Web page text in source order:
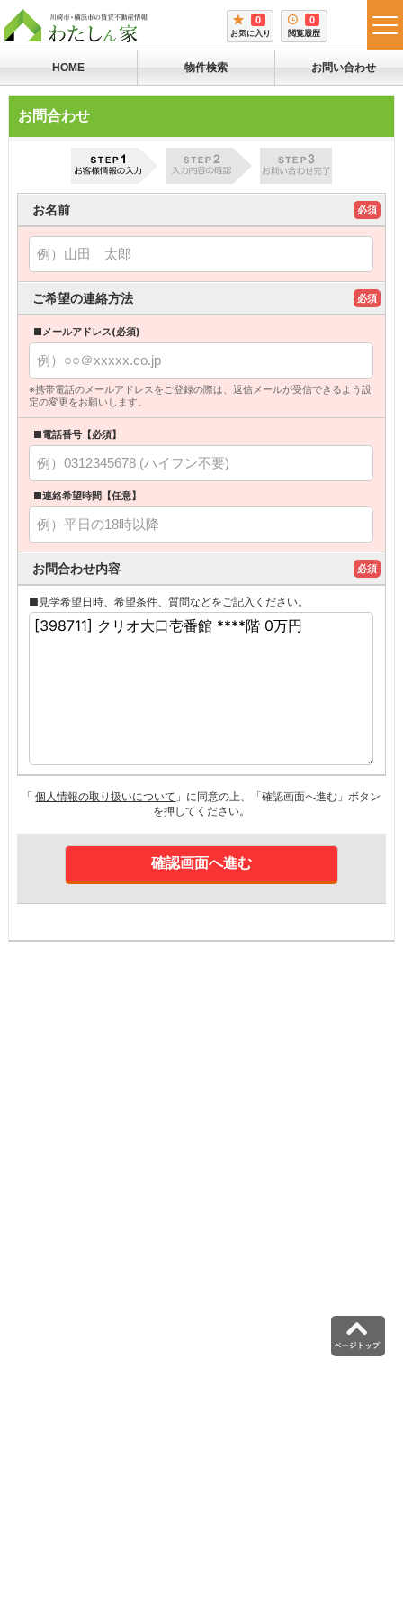
0
お気に入り
0
閲覧履歴
HOME 物件検索 お問い合わせ
お問合わせ
お名前 必須
ご希望の連絡方法 必須
■メールアドレス(必須)
※携帯電話のメールアドレスをご登録の際は、返信メールが受信できるよう設
定の変更をお願いします。
■電話番号【必須】
■連絡希望時間【任意】
お問合わせ内容 必須
■見学希望日時、希望条件、質問などをご記入ください。
「個人情報の取り扱いについて 」に同意の上、「確認画面へ進む」ボタン
を押してください。